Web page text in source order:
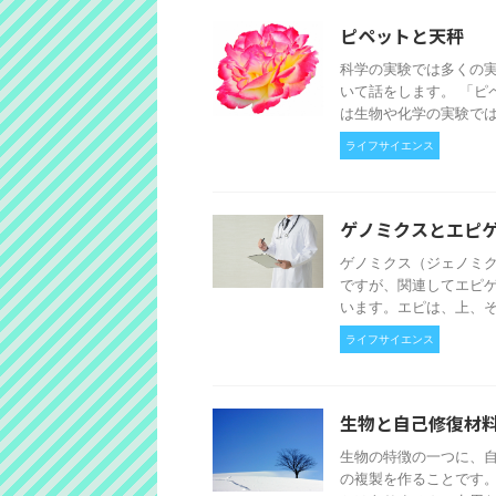
ピペットと天秤
科学の実験では多くの
いて話をします。 「ピ
は生物や化学の実験で
ライフサイエンス
ゲノミクスとエピ
ゲノミクス（ジェノミ
ですが、関連してエピ
います。エピは、上、
ライフサイエンス
生物と自己修復材
生物の特徴の一つに、
の複製を作ることです